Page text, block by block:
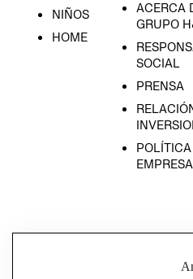
NIÑOS
HOME
ACERCA
GRUPO
SOCIAL
PRENSA
POLÍTICA